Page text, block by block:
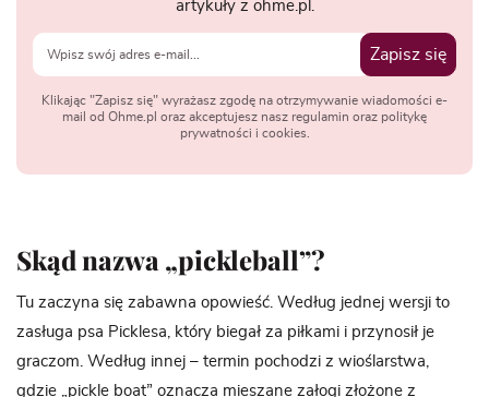
artykuły z ohme.pl.
Zapisz się
Klikając "Zapisz się" wyrażasz zgodę na otrzymywanie wiadomości e-
mail od Ohme.pl oraz akceptujesz nasz regulamin oraz politykę
prywatności i cookies.
Skąd nazwa „pickleball”?
Tu zaczyna się zabawna opowieść. Według jednej wersji to
zasługa psa Picklesa, który biegał za piłkami i przynosił je
graczom. Według innej – termin pochodzi z wioślarstwa,
gdzie „pickle boat” oznacza mieszane załogi złożone z